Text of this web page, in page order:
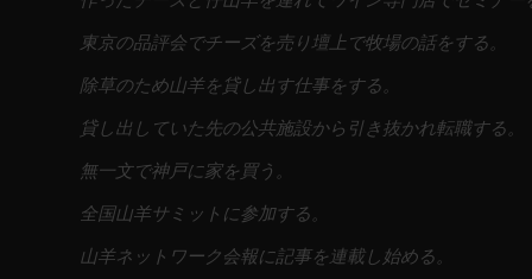
東京の品評会でチーズを売り壇上で牧場の話をする。
除草のため山羊を貸し出す仕事をする。
貸し出していた先の公共施設から引き抜かれ転職する。
無一文で神戸に家を買う。
全国山羊サミットに参加する。
山羊ネットワーク会報に記事を連載し始める。